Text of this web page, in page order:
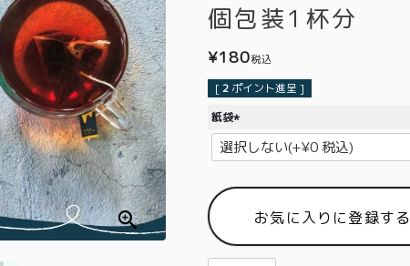
個包装1杯分
¥180税込
[ 2 ポイント進呈 ]
紙袋
(
必
)
お気に入りに登録する